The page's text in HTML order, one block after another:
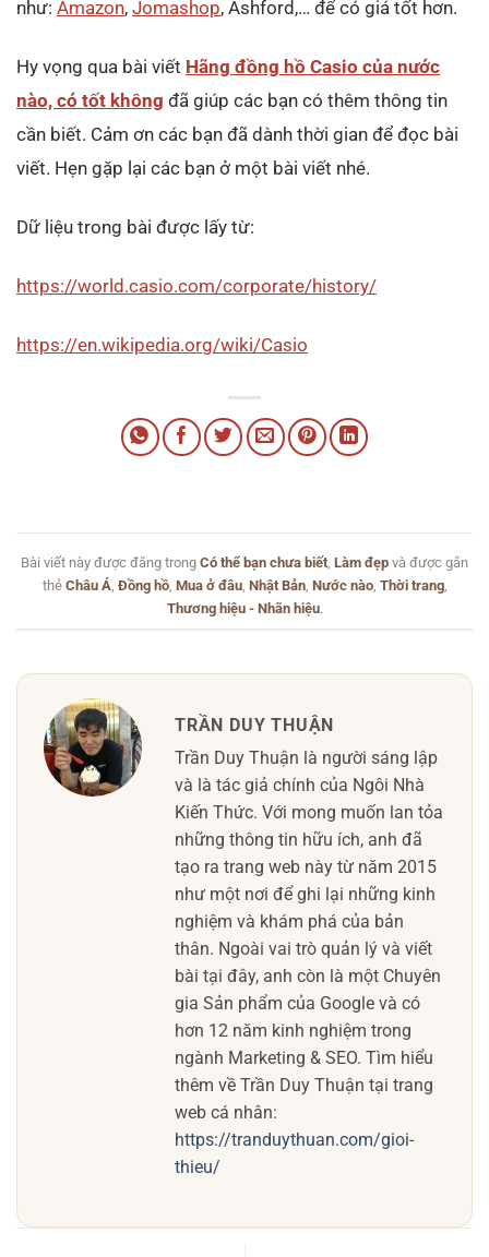
như: Amazon, Jomashop, Ashford,… để có giá tốt hơn.
Hy vọng qua bài viết Hãng đồng hồ Casio của nước
nào, có tốt không đã giúp các bạn có thêm thông tin
cần biết. Cảm ơn các bạn đã dành thời gian để đọc bài
viết. Hẹn gặp lại các bạn ở một bài viết nhé.
Dữ liệu trong bài được lấy từ:
https://world.casio.com/corporate/history/
https://en.wikipedia.org/wiki/Casio
Bài viết này được đăng trong Có thể bạn chưa biết, Làm đẹp và được gắn
thẻ Châu Á, Đồng hồ, Mua ở đâu, Nhật Bản, Nước nào, Thời trang,
Thương hiệu - Nhãn hiệu.
TRẦN DUY THUẬN
Trần Duy Thuận là người sáng lập
và là tác giả chính của Ngôi Nhà
Kiến Thức. Với mong muốn lan tỏa
những thông tin hữu ích, anh đã
tạo ra trang web này từ năm 2015
như một nơi để ghi lại những kinh
nghiệm và khám phá của bản
thân. Ngoài vai trò quản lý và viết
bài tại đây, anh còn là một Chuyên
gia Sản phẩm của Google và có
hơn 12 năm kinh nghiệm trong
ngành Marketing & SEO. Tìm hiểu
thêm về Trần Duy Thuận tại trang
web cá nhân:
https://tranduythuan.com/gioi-
thieu/